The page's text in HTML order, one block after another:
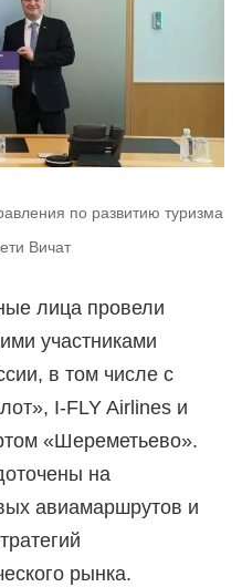
по развитию туризма
Вичат
лица провели
участниками
в том числе с
I‑FLY Airlines и
«Шереметьево».
на
авиамаршрутов и
рынка.